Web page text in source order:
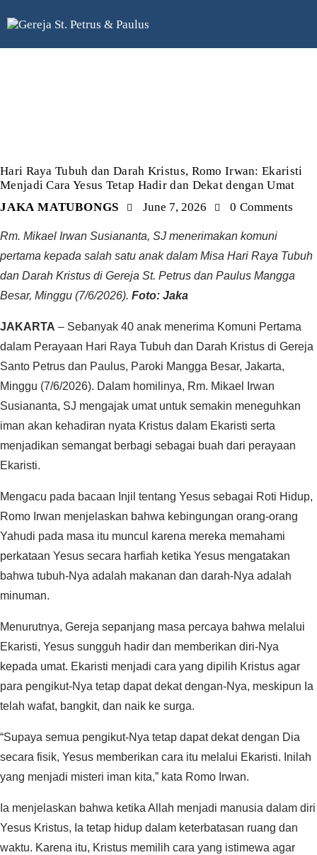
Hari Raya Tubuh dan Darah Kristus, Romo Irwan: Ekaristi
Menjadi Cara Yesus Tetap Hadir dan Dekat dengan Umat
JAKA MATUBONGS
June 7, 2026 0 Comments
Rm. Mikael Irwan Susiananta, SJ menerimakan komuni
pertama kepada salah satu anak dalam Misa Hari Raya Tubuh
dan Darah Kristus di Gereja St. Petrus dan Paulus Mangga
Besar, Minggu (7/6/2026). Foto: Jaka
JAKARTA – Sebanyak 40 anak menerima Komuni Pertama
dalam Perayaan Hari Raya Tubuh dan Darah Kristus di Gereja
Santo Petrus dan Paulus, Paroki Mangga Besar, Jakarta,
Minggu (7/6/2026). Dalam homilinya, Rm. Mikael Irwan
Susiananta, SJ mengajak umat untuk semakin meneguhkan
iman akan kehadiran nyata Kristus dalam Ekaristi serta
menjadikan semangat berbagi sebagai buah dari perayaan
Ekaristi.‎‎
Mengacu pada bacaan Injil tentang Yesus sebagai Roti Hidup,
Romo Irwan menjelaskan bahwa kebingungan orang-orang
Yahudi pada masa itu muncul karena mereka memahami
perkataan Yesus secara harfiah ketika Yesus mengatakan
bahwa tubuh-Nya adalah makanan dan darah-Nya adalah
minuman.‎‎
Menurutnya, Gereja sepanjang masa percaya bahwa melalui
Ekaristi, Yesus sungguh hadir dan memberikan diri-Nya
kepada umat. Ekaristi menjadi cara yang dipilih Kristus agar
para pengikut-Nya tetap dapat dekat dengan-Nya, meskipun Ia
telah wafat, bangkit, dan naik ke surga.‎‎
“Supaya semua pengikut-Nya tetap dapat dekat dengan Dia
secara fisik, Yesus memberikan cara itu melalui Ekaristi. Inilah
yang menjadi misteri iman kita,” kata Romo Irwan.‎‎
Ia menjelaskan bahwa ketika Allah menjadi manusia dalam diri
Yesus Kristus, Ia tetap hidup dalam keterbatasan ruang dan
waktu. Karena itu, Kristus memilih cara yang istimewa agar